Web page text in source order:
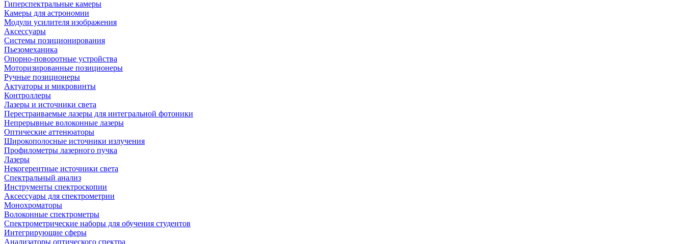
Гиперспектральные камеры
Камеры для астрономии
Модули усилителя изображения
Аксессуары
Системы позиционирования
Пьезомеханика
Опорно-поворотные устройства
Моторизированные позиционеры
Ручные позиционеры
Актуаторы и микровинты
Контроллеры
Лазеры и источники света
Перестраиваемые лазеры для интегральной фотоники
Непрерывные волоконные лазеры
Оптические аттенюаторы
Широкополосные источники излучения
Профилометры лазерного пучка
Лазеры
Некогерентные источники света
Спектральный анализ
Инструменты спектроскопии
Аксессуары для спектрометрии
Монохроматоры
Волоконные спектрометры
Спектрометрические наборы для обучения студентов
Интегрирующие сферы
Анализаторы оптического спектра